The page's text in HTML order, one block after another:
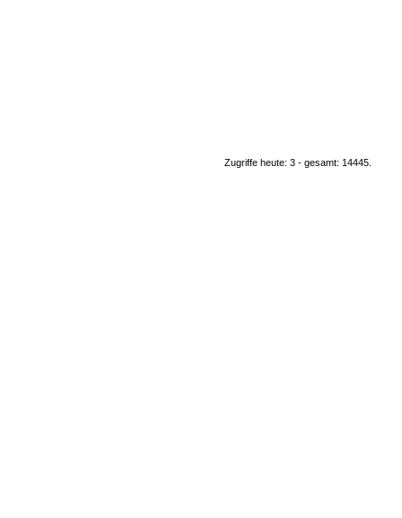
Zugriffe heute: 3 - gesamt: 14445.